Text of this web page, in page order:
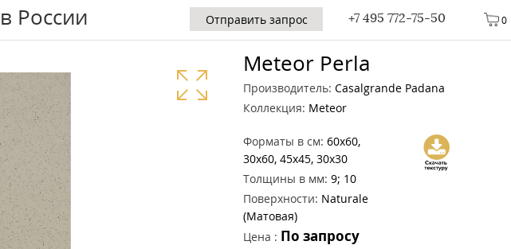
0
России +7 495 772-75-50
Отправить запрос
Meteor Perla
Производитель: Casalgrande Padana
Коллекция: Meteor
Форматы в см: 60x60,
30x60, 45x45, 30x30
Толщины в мм: 9; 10
Поверхности: Naturale
(Матовая)
Цена : По запросу